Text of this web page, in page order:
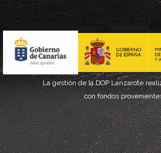
La gestión de la DOP Lanzarote
con fondos